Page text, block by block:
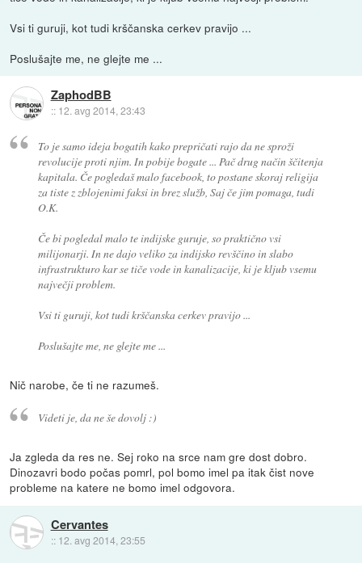
Vsi ti guruji, kot tudi krščanska cerkev pravijo ...
Poslušajte me, ne glejte me ...
ZaphodBB
:: 12. avg 2014, 23:43
To je samo ideja bogatih kako prepričati rajo da ne sproži
revolucije proti njim. In pobije bogate ... Pač drug način ščitenja
kapitala. Če pogledaš malo facebook, to postane skoraj religija
za tiste z zblojenimi faksi in brez služb, Saj če jim pomaga, tudi
O.K.
Če bi pogledal malo te indijske guruje, so praktično vsi
milijonarji. In ne dajo veliko za indijsko revščino in slabo
infrastrukturo kar se tiče vode in kanalizacije, ki je kljub vsemu
največji problem.
Vsi ti guruji, kot tudi krščanska cerkev pravijo ...
Poslušajte me, ne glejte me ...
Nič narobe, če ti ne razumeš.
Videti je, da ne še dovolj :)
Ja zgleda da res ne. Sej roko na srce nam gre dost dobro.
Dinozavri bodo počas pomrl, pol bomo imel pa itak čist nove
probleme na katere ne bomo imel odgovora.
Cervantes
:: 12. avg 2014, 23:55